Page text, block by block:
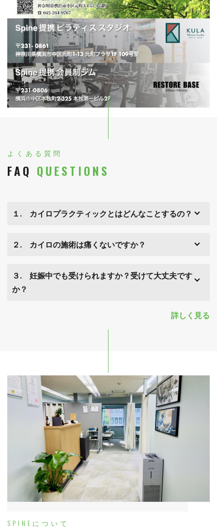
よくある質問
FAQ QUESTIONS
１. カイロプラクティックとはどんなことするの？
２. カイロの施術は痛くないですか？
３. 妊娠中でも受けられますか？受けて大丈夫です
か？
詳しく見る
SPINEについて